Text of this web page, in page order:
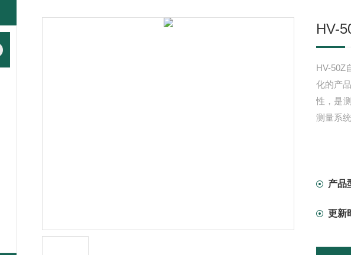
HV-
HV-50Z
化的产
性，是
测量系
产品
更新